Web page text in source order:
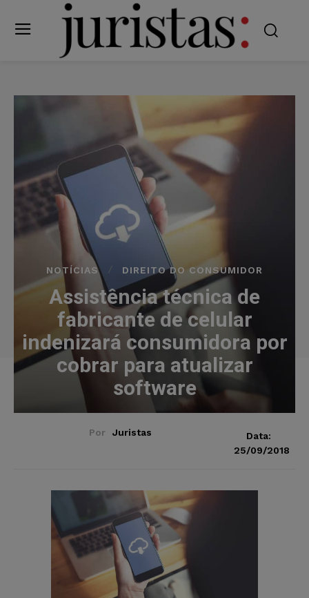
NOTÍCIAS DIREITO DO CONSUMIDOR
Assistência técnica de
fabricante de celular
indenizará consumidora por
cobrar para atualizar
software
Por Juristas
Data:
25/09/2018